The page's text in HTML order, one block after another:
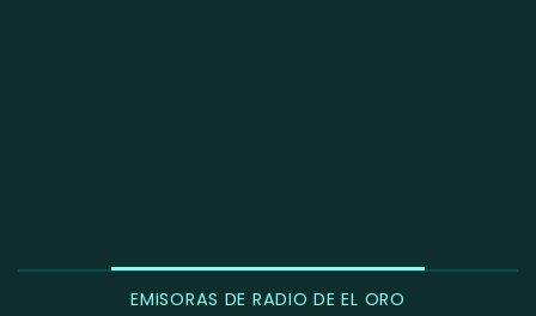
EMISORAS DE RADIO DE EL ORO